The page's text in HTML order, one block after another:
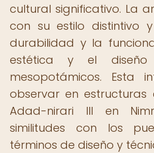
cultural significativo. La
con su estilo distintivo
durabilidad y la
estética y el
mesopotámicos. Esta
observar en estructuras
Adad-nirari III en
similitudes con los
términos de diseño y